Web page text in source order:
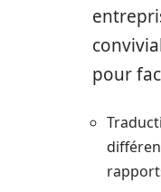
pour